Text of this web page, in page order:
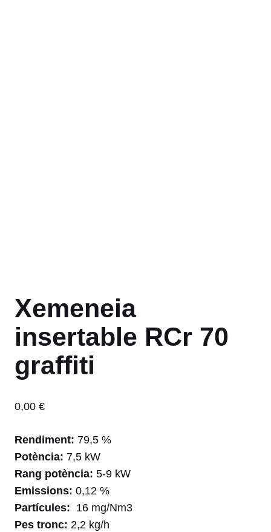
Xemeneia
insertable RCr 70
graffiti
0,00 €
Rendiment: 79,5 %
Potència: 7,5 kW
Rang potència: 5-9 kW
Emissions: 0,12 %
Partícules: 16 mg/Nm3
Pes tronc: 2,2 kg/h